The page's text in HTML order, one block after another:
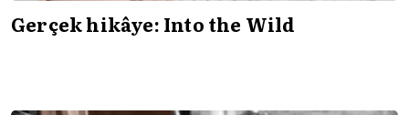
Gerçek hikâye: Into the Wild